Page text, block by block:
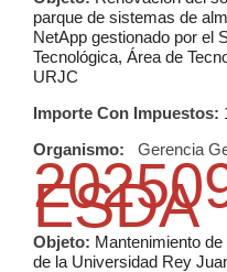
parque de sistemas de
NetApp gestionado por el
Tecnológica, Área de
URJC
Importe Con Impuestos:
Organismo:
Gerencia
ESDA
Objeto: Mantenimiento
de la Universidad Rey